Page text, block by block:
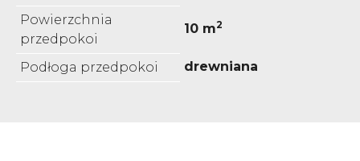
Powierzchnia
przedpokoi
10 m2
Podłoga przedpokoi drewniana